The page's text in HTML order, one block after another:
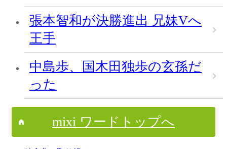
張本智和が決勝進出 兄妹Vへ
王手
中島歩、国木田独歩の玄孫だ
った
mixi ワードトップへ